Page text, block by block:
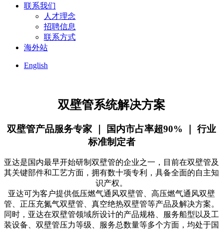
联系我们
人才理念
招聘信息
联系方式
海外站
English
双壁管系统解决方案
双壁管产品服务专家 ｜ 国内市占率超90% ｜ 行业
标准制定者
亚达是国内最早开始研制双壁管的企业之一，目前在双壁管及
其关键部件和工艺方面，拥有数十项专利，具备全面的自主知
识产权。
亚达可为客户提供低压燃气通风双壁管、高压燃气通风双壁
管、正压充氮气双壁管、真空绝热双壁管等产品及解决方案。
同时，亚达在双壁管领域所设计的产品规格、服务船型以及工
装设备、双壁管压力等级、服务总数量等多个方面，均处于国